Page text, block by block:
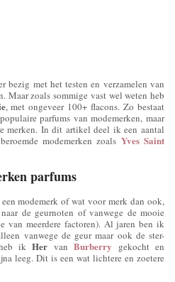
met het testen en verzamelen van
Maar zoals sommige vast wel weten heb
, met ongeveer 100+ flacons. Zo bestaat
parfums van modemerken, maar
merken. In dit artikel deel ik een aantal
modemerken zoals Yves Saint
parfums
modemerk of wat voor merk dan ook,
de geurnoten of vanwege de mooie
van meerdere factoren). Al jaren ben ik
vanwege de geur maar ook de ster-
heb ikHer vanBurberry gekocht en
leeg. Dit is een wat lichtere en zoetere